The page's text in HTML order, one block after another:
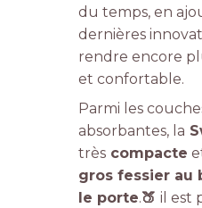
du temps, en
dernières
rendre encore
et confortable.
Parmi les
absorbantes, la
trèscompacte
gros fessier au
le porte.🍑 il est